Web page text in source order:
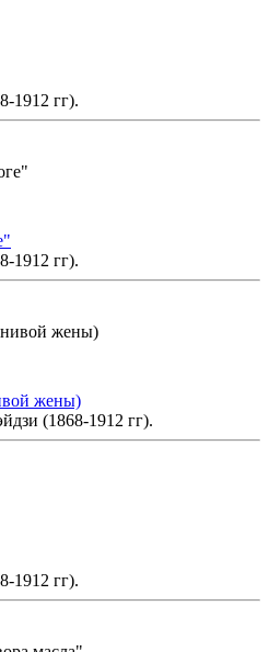
1912 гг).
1912 гг).
жены)
(1868-1912 гг).
1912 гг).